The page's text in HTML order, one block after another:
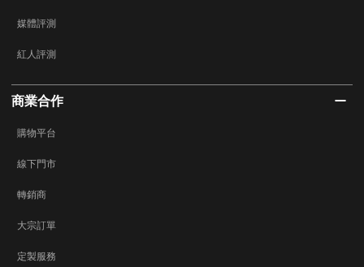
媒體評測
紅人評測
商業合作
購物平台
線下門市
轉銷商
大宗訂單
定製服務